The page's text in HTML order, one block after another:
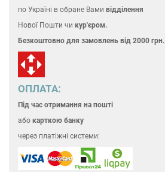
по Україні в обране Вами відділення
Нової Пошти чи кур'єром.
Безкоштовно для замовлень від 2000 грн.
ОПЛАТА:
Під час отримання на пошті
або карткою банку
через платіжні системи: